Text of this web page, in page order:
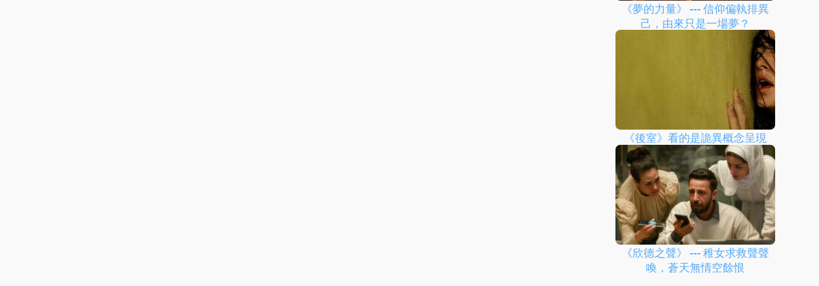
《夢的力量》 --- 信仰偏執排異
己，由來只是一場夢？
《後室》看的是詭異概念呈現
《欣德之聲》 --- 稚女求救聲聲
喚，蒼天無情空餘恨